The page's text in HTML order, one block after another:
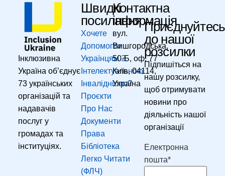
Інклюзивна
Україна об’єднує
73 українських
організацій та
надавачів
послуг у
громадах та
інституціях.
Швидкі
посилання
Хочете
Допомогти
Українцям З
Інтелектуальною
Інвалідністю?
Проєкти
Про Нас
Документи
Права
Бібліотека
Легко Читати
(ФЛЧ)
Контактна
інформація
вул.
Вишгородська,
50-Б, оф. 77
Київ, 04114,
Україна
Приєднуйтесь
до нашої
розсилки
Підпишіться на
нашу розсилку,
щоб отримувати
новини про
діяльність нашої
організації
Електронна
пошта*
Email